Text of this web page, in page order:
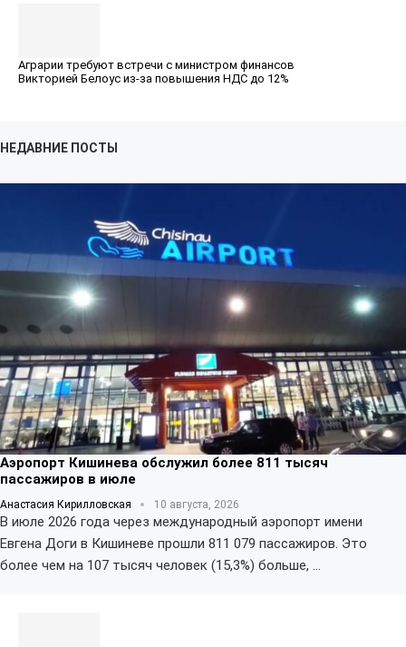
Аграрии требуют встречи с министром финансов
Викторией Белоус из-за повышения НДС до 12%
НЕДАВНИЕ ПОСТЫ
Аэропорт Кишинева обслужил более 811 тысяч
пассажиров в июле
Анастасия Кирилловская 10 августа, 2026
В июле 2026 года через международный аэропорт имени
Евгена Доги в Кишиневе прошли 811 079 пассажиров. Это
более чем на 107 тысяч человек (15,3%) больше, …